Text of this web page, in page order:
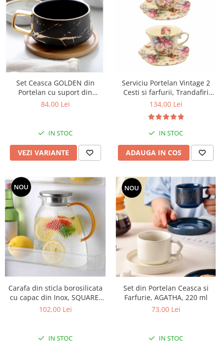
Set Ceasca GOLDEN din
Portelan cu suport din
Bambus, pentru cafea si ceai,
84,00 Lei
IN STOC
VEZI VARIANTE
Serviciu Portelan Vintage 2
Cesti si farfurii, Trandafiri
NEW
134,00 Lei
IN STOC
ADAUGA IN COS
NOU
Carafa din sticla borosilicata
cu capac din Inox, SQUARE,
1400 ml, 9x13x20 cm
102,00 Lei
IN STOC
NOU
Set din Portelan Ceasca si
Farfurie, AGATHA, 220 ml
73,00 Lei
IN STOC